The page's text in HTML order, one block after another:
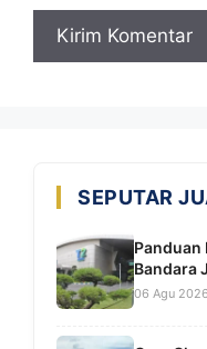
SEPUTAR
Panduan
Bandara
06 Agu 2026